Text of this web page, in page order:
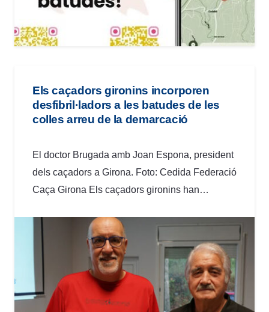
Els caçadors gironins incorporen
desfibril·ladors a les batudes de les
colles arreu de la demarcació
El doctor Brugada amb Joan Espona, president
dels caçadors a Girona. Foto: Cedida Federació
Caça Girona Els caçadors gironins han…